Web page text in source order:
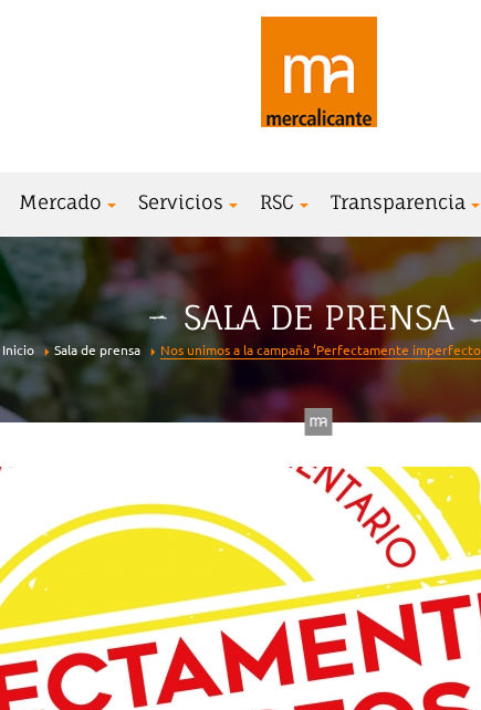
Mercado Servicios RSC Transparencia
SALA DE PRENSA
Inicio Sala de prensa Nos unimos a la campaña ‘Perfectamente